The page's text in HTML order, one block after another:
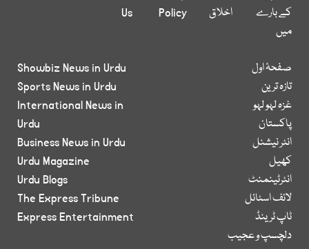
کے بارے
میں
اخلاق
Policy
Us
صفحۂ اول
تازہ ترین
غزہ لہو لہو
پاکستان
انٹر نیشنل
کھیل
انٹرٹینمنٹ
لائف اسٹائل
ٹاپ ٹرینڈ
دلچسپ و عجیب
Showbiz News in Urdu
Sports News in Urdu
International News in
Urdu
Business News in Urdu
Urdu Magazine
Urdu Blogs
The Express Tribune
Express Entertainment